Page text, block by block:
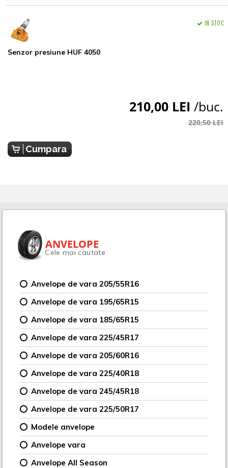
Senzor presiune HUF 4050
IN STOC
210,00 LEI /buc.
220,50 LEI
Cumpara
ANVELOPE
Cele mai cautate
Anvelope de vara 205/55R16
Anvelope de vara 195/65R15
Anvelope de vara 185/65R15
Anvelope de vara 225/45R17
Anvelope de vara 205/60R16
Anvelope de vara 225/40R18
Anvelope de vara 245/45R18
Anvelope de vara 225/50R17
Modele anvelope
Anvelope vara
Anvelope All Season